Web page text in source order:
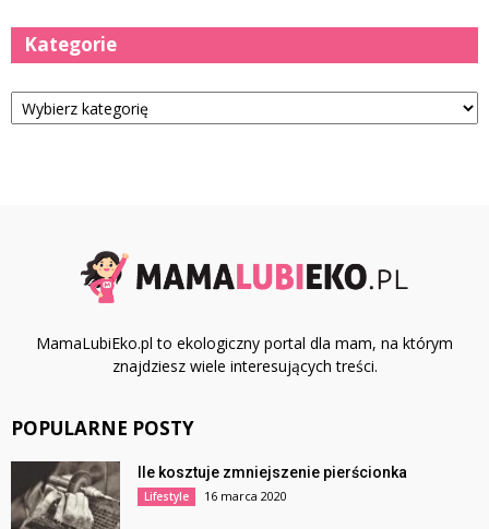
Kategorie
Kategorie
MamaLubiEko.pl to ekologiczny portal dla mam, na którym
znajdziesz wiele interesujących treści.
POPULARNE POSTY
Ile kosztuje zmniejszenie pierścionka
Lifestyle 16 marca 2020